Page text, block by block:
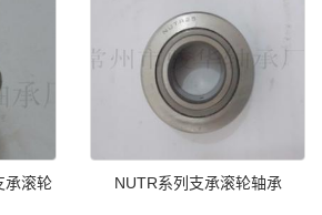
承滚轮
NUTR系列支承滚轮轴承